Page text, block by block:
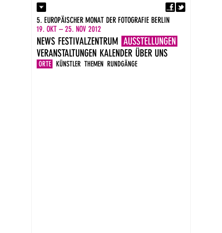
Kontakt
Presse
Impressum
DE
EN
5. EUROPÄISCHER MONAT DER FOTOGRAFIE BERLIN
19. OKT – 25. NOV 2012
NEWS FESTIVALZENTRUM AUSSTELLUNGEN
ORTE KÜNSTLER THEMEN RUNDGÄNGE
VERANSTALTUNGEN KALENDER ÜBER UNS